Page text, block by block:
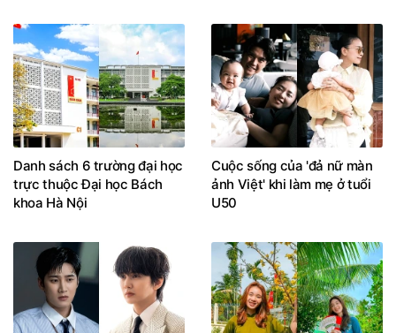
Danh sách 6 trường đại học
trực thuộc Đại học Bách
khoa Hà Nội
Cuộc sống của 'đả nữ màn
ảnh Việt' khi làm mẹ ở tuổi
U50